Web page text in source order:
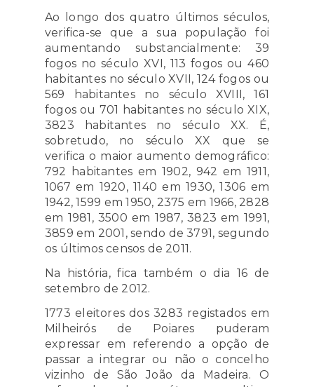
Ao longo dos quatro últimos séculos,
verifica-se que a sua população foi
aumentando substancialmente: 39
fogos no século XVI, 113 fogos ou 460
habitantes no século XVII, 124 fogos ou
569 habitantes no século XVIII, 161
fogos ou 701 habitantes no século XIX,
3823 habitantes no século XX. É,
sobretudo, no século XX que se
verifica o maior aumento demográfico:
792 habitantes em 1902, 942 em 1911,
1067 em 1920, 1140 em 1930, 1306 em
1942, 1599 em 1950, 2375 em 1966, 2828
em 1981, 3500 em 1987, 3823 em 1991,
3859 em 2001, sendo de 3791, segundo
os últimos censos de 2011.
Na história, fica também o dia 16 de
setembro de 2012.
1773 eleitores dos 3283 registados em
Milheirós de Poiares puderam
expressar em referendo a opção de
passar a integrar ou não o concelho
vizinho de São João da Madeira. O